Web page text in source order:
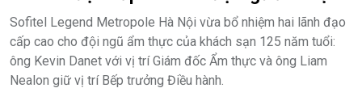
Sofitel Legend Metropole Hà Nội vừa bổ nhiệm hai lãnh đạo
cấp cao cho đội ngũ ẩm thực của khách sạn 125 năm tuổi:
ông Kevin Danet với vị trí Giám đốc Ẩm thực và ông Liam
Nealon giữ vị trí Bếp trưởng Điều hành.